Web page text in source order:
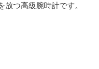
放つ高級腕時計です。